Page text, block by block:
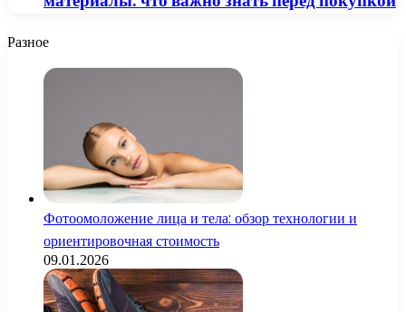
Разное
Фотоомоложение лица и тела: обзор технологии и
ориентировочная стоимость
09.01.2026